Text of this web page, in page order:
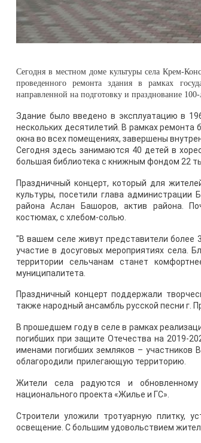
Сегодня в местном доме культуры села Крем-
проведенного ремонта здания в рамках
направленной на подготовку и празднование
Здание было введено в эксплуатацию в
нескольких десятилетий. В рамках
окна во всех помещениях, завершены
Сегодня здесь занимаются 40 детей в
большая библиотека с книжным фондом 22
Праздничный концерт, который для
культуры, посетили глава администрации
района Аслан Башоров, актив района.
костюмах, с хлебом-солью.
"В вашем селе живут представители более
участие в досуговых мероприятиях села.
территории сельчанам станет
муниципалитета.
Праздничный концерт поддержали
также народный ансамбль русской песни г.
В прошедшем году в селе в рамках
погибших при защите Отечества на 2019-
именами погибших земляков – участников
облагородили прилегающую территорию.
Жители села радуются и
национального проекта «Жилье и ГС».
Строители уложили тротуарную плитку,
освещение. С большим удовольствием